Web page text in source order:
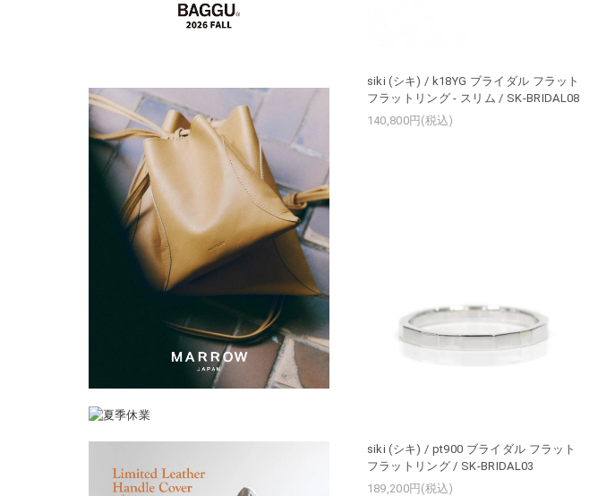
siki (シキ) / k18YG ブライダル フラット
フラットリング - スリム / SK-BRIDAL08
140,800円(税込)
siki (シキ) / pt900 ブライダル フラット
フラットリング / SK-BRIDAL03
189,200円(税込)